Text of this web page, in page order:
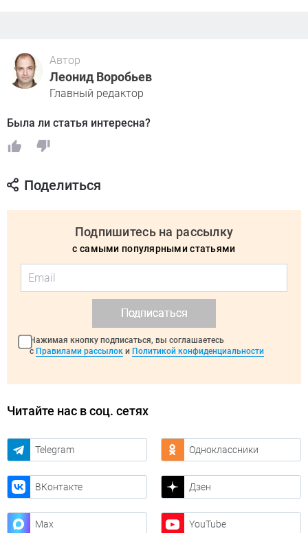
Автор
Леонид Воробьев
Главный редактор
Была ли статья интересна?
Поделиться
Подпишитесь на рассылку
с самыми популярными статьями
Подписаться
Нажимая кнопку подписаться, вы соглашаетесь
с Правилами рассылок и Политикой конфиденциальности
Читайте нас в соц. сетях
Telegram Одноклассники
ВКонтакте Дзен
Max YouTube